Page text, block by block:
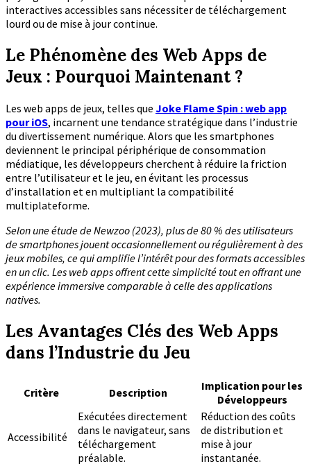
interactives accessibles sans nécessiter de téléchargement
lourd ou de mise à jour continue.
Le Phénomène des Web Apps de
Jeux : Pourquoi Maintenant ?
Les web apps de jeux, telles que Joke Flame Spin : web app
pour iOS, incarnent une tendance stratégique dans l’industrie
du divertissement numérique. Alors que les smartphones
deviennent le principal périphérique de consommation
médiatique, les développeurs cherchent à réduire la friction
entre l’utilisateur et le jeu, en évitant les processus
d’installation et en multipliant la compatibilité
multiplateforme.
Selon une étude de Newzoo (2023), plus de 80 % des utilisateurs
de smartphones jouent occasionnellement ou régulièrement à des
jeux mobiles, ce qui amplifie l’intérêt pour des formats accessibles
en un clic. Les web apps offrent cette simplicité tout en offrant une
expérience immersive comparable à celle des applications
natives.
Les Avantages Clés des Web Apps
dans l’Industrie du Jeu
Critère Description
Implication pour les
Développeurs
Accessibilité
Exécutées directement
dans le navigateur, sans
téléchargement
préalable.
Réduction des coûts
de distribution et
mise à jour
instantanée.